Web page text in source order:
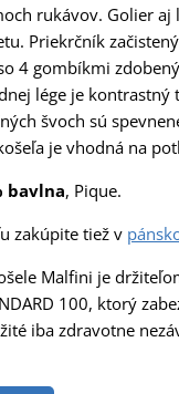
rukávov. Golier aj
Priekrčník
4 gombíkmi
lége je kontrastný
švoch sú
je vhodná na
bavlna, Pique.
zakúpite tiež v
Malfini je
100, ktorý
iba zdravotne